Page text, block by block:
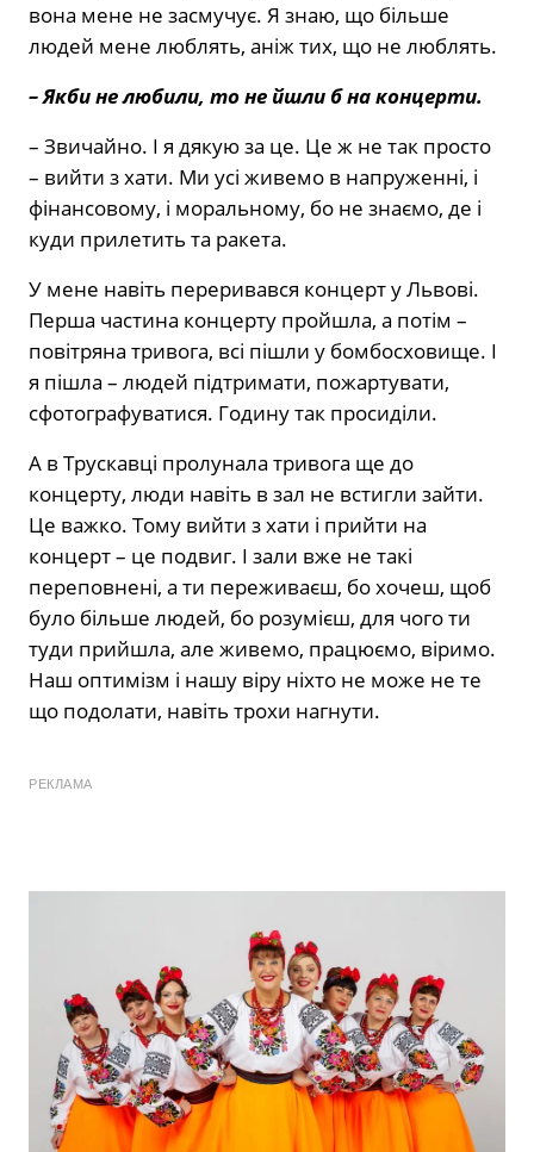
вона мене не засмучує. Я знаю, що більше
людей мене люблять, аніж тих, що не люблять.
– Якби не любили, то не йшли б на концерти.
– Звичайно. І я дякую за це. Це ж не так просто
– вийти з хати. Ми усі живемо в напруженні, і
фінансовому, і моральному, бо не знаємо, де і
куди прилетить та ракета.
У мене навіть переривався концерт у Львові.
Перша частина концерту пройшла, а потім –
повітряна тривога, всі пішли у бомбосховище. І
я пішла – людей підтримати, пожартувати,
сфотографуватися. Годину так просиділи.
А в Трускавці пролунала тривога ще до
концерту, люди навіть в зал не встигли зайти.
Це важко. Тому вийти з хати і прийти на
концерт – це подвиг. І зали вже не такі
переповнені, а ти переживаєш, бо хочеш, щоб
було більше людей, бо розумієш, для чого ти
туди прийшла, але живемо, працюємо, віримо.
Наш оптимізм і нашу віру ніхто не може не те
що подолати, навіть трохи нагнути.
РЕКЛАМА